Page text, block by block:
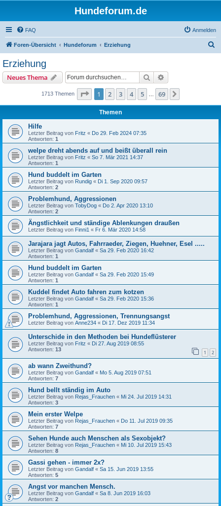
Hundeforum.de
FAQ Anmelden
Foren-Übersicht Hundeforum Erziehung
Erziehung
Neues Thema Suche
1713 Themen Seite 1von 69
1 2 3 4 5 69
Themen
Hilfe
Letzter Beitrag von Fritz « Do 29. Feb 2024 07:35
Antworten: 1
welpe dreht abends auf und beißt überall rein
Letzter Beitrag von Fritz « So 7. Mär 2021 14:37
Antworten: 1
Hund buddelt im Garten
Letzter Beitrag von Rundig « Di 1. Sep 2020 09:57
Antworten: 2
Problemhund, Aggressionen
Letzter Beitrag von TobyDog « Do 2. Apr 2020 13:10
Antworten: 2
Ängstlichkeit und ständige Ablenkungen draußen
Letzter Beitrag von Finni1 « Fr 6. Mär 2020 14:58
Jarajara jagt Autos, Fahrraeder, Ziegen, Huehner, Esel .....
Letzter Beitrag von Gandalf « Sa 29. Feb 2020 16:42
Antworten: 1
Hund buddelt im Garten
Letzter Beitrag von Gandalf « Sa 29. Feb 2020 15:49
Antworten: 1
Kuddel findet Auto fahren zum kotzen
Letzter Beitrag von Gandalf « Sa 29. Feb 2020 15:36
Antworten: 1
Problemhund, Aggressionen, Trennungsangst
Letzter Beitrag von Anne234 « Di 17. Dez 2019 11:34
Unterschide in den Methoden bei Hundeflüsterer
Letzter Beitrag von Fritz « Di 27. Aug 2019 08:55
Antworten: 13 1 2
ab wann Zweithund?
Letzter Beitrag von Gandalf « Mo 5. Aug 2019 07:51
Antworten: 7
Hund bellt ständig im Auto
Letzter Beitrag von Rejas_Frauchen « Mi 24. Jul 2019 14:31
Antworten: 3
Mein erster Welpe
Letzter Beitrag von Rejas_Frauchen « Do 11. Jul 2019 09:35
Antworten: 7
Sehen Hunde auch Menschen als Sexobjekt?
Letzter Beitrag von Rejas_Frauchen « Mi 10. Jul 2019 15:43
Antworten: 8
Gassi gehen - immer 2x?
Letzter Beitrag von Gandalf « Sa 15. Jun 2019 13:55
Antworten: 5
Angst vor manchen Mensch.
Letzter Beitrag von Gandalf « Sa 8. Jun 2019 16:03
Antworten: 2